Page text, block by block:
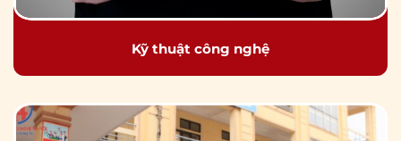
Kỹ thuật công nghệ